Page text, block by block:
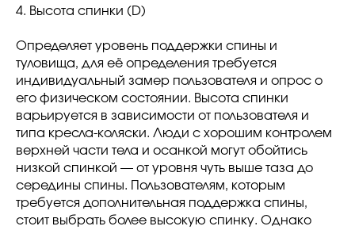
4. Высота спинки (D)
Определяет уровень поддержки спины и
туловища, для её определения требуется
индивидуальный замер пользователя и опрос о
его физическом состоянии. Высота спинки
варьируется в зависимости от пользователя и
типа кресла-коляски. Люди с хорошим контролем
верхней части тела и осанкой могут обойтись
низкой спинкой — от уровня чуть выше таза до
середины спины. Пользователям, которым
требуется дополнительная поддержка спины,
стоит выбрать более высокую спинку. Однако